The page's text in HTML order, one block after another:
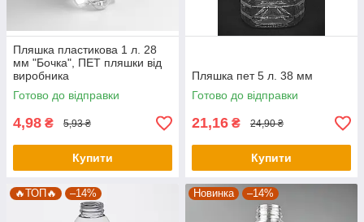
Пляшка пластикова 1 л. 28
мм "Бочка", ПЕТ пляшки від
виробника
Готово до відправки
4,98 ₴ 5,93 ₴
Купити
Пляшка пет 5 л. 38 мм
Готово до відправки
21,16 ₴ 24,90 ₴
Купити
🔥ТОП🔥 –14% Новинка –14%